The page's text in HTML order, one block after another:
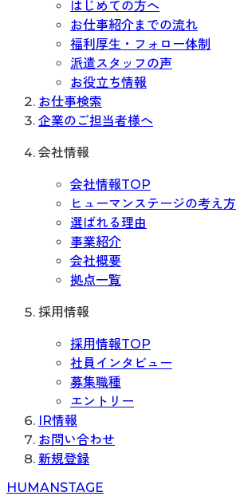
はじめての方へ
お仕事紹介までの流れ
福利厚生・フォロー体制
派遣スタッフの声
お役立ち情報
お仕事検索
企業のご担当者様へ
会社情報
会社情報TOP
ヒューマンステージの考え方
選ばれる理由
事業紹介
会社概要
拠点一覧
採用情報
採用情報TOP
社員インタビュー
募集職種
エントリー
IR情報
お問い合わせ
新規登録
HUMANSTAGE